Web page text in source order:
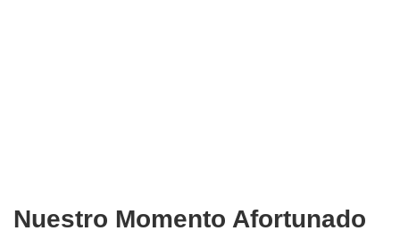
Nuestro Momento Afortunado